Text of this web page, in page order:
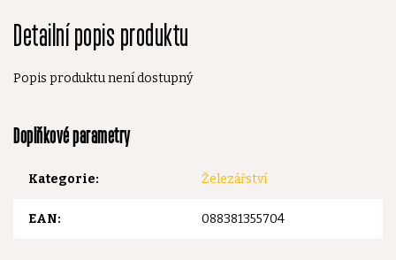
Detailní popis produktu
Popis produktu není dostupný
Doplňkové parametry
Kategorie: Železářství
EAN: 088381355704